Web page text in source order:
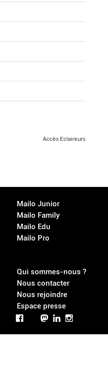
Accès Eclaireurs
Mailo Junior
Mailo Family
Mailo Edu
Mailo Pro
Qui sommes-nous ?
Nous contacter
Nous rejoindre
Espace presse